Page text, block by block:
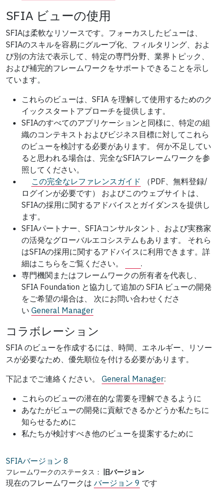
SFIA ビューの使用
SFIAは柔軟なリソースです。フォーカスしたビューは、
SFIAのスキルを容易にグループ化、フィルタリング、およ
び別の方法で表示して、特定の専門分野、業界トピック、
および補完的フレームワークをサポートできることを示し
ています。
これらのビューは、SFIA を理解して使用するためのク
イックスタートアプローチを提供します。
SFIAのすべてのアプリケーションと同様に、特定の組
織のコンテキストおよびビジネス目標に対してこれら
のビューを検討する必要があります。 何か不足してい
ると思われる場合は、完全なSFIAフレームワークを参
照してください。
この完全なレファレンスガイド （PDF、無料登録/
ログインが必要です） およびこのウェブサイトは、
SFIAの採用に関するアドバイスとガイダンスを提供し
ます。
SFIAパートナー、SFIAコンサルタント、および実務家
の活発なグローバルエコシステムもあります。 それら
はSFIAの採用に関するアドバイスに利用できます。詳
細はこちらをご覧ください。
.
専門機関またはフレームワークの所有者を代表し、
SFIA Foundation と協力して追加の SFIA ビューの開発
をご希望の場合は、 次にお問い合わせくださ
い General Manager
コラボレーション
SFIA のビューを作成するには、時間、エネルギー、リソー
スが必要なため、優先順位を付ける必要があります。
下記までご連絡ください。
General Manager:
これらのビューの潜在的な需要を理解できるように
あなたがビューの開発に貢献できるかどうか私たちに
知らせるために
私たちが検討すべき他のビューを提案するために
SFIAバージョン 8
フレームワークのステータス： 旧バージョン
現在のフレームワークは バージョン 9 です